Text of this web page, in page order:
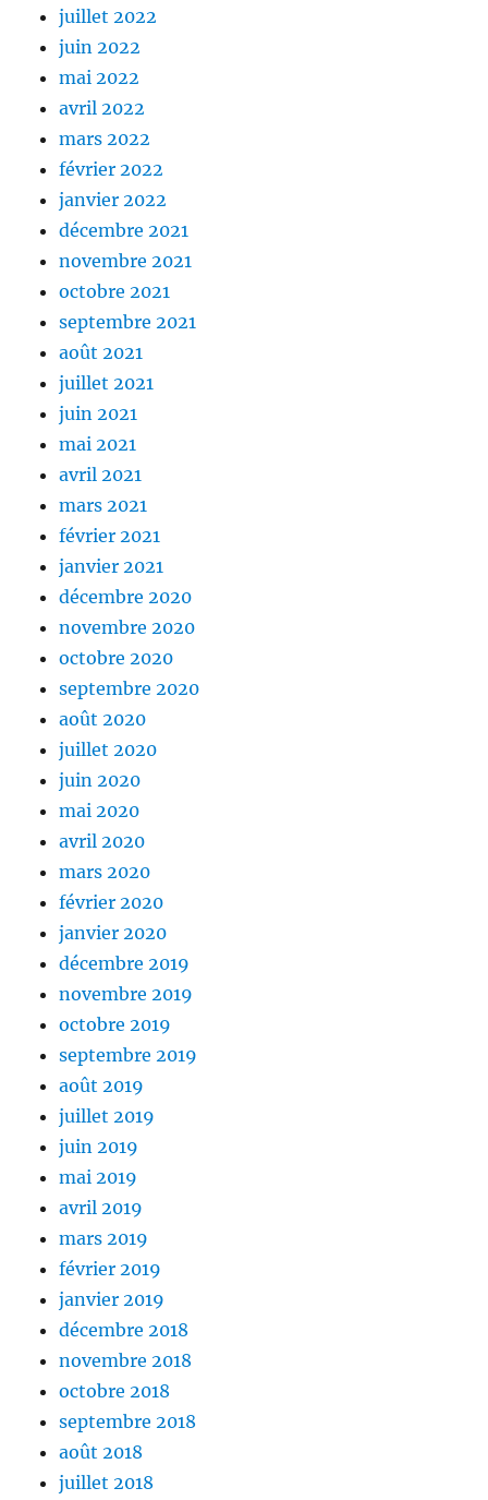
juillet 2022
juin 2022
mai 2022
avril 2022
mars 2022
février 2022
janvier 2022
décembre 2021
novembre 2021
octobre 2021
septembre 2021
août 2021
juillet 2021
juin 2021
mai 2021
avril 2021
mars 2021
février 2021
janvier 2021
décembre 2020
novembre 2020
octobre 2020
septembre 2020
août 2020
juillet 2020
juin 2020
mai 2020
avril 2020
mars 2020
février 2020
janvier 2020
décembre 2019
novembre 2019
octobre 2019
septembre 2019
août 2019
juillet 2019
juin 2019
mai 2019
avril 2019
mars 2019
février 2019
janvier 2019
décembre 2018
novembre 2018
octobre 2018
septembre 2018
août 2018
juillet 2018